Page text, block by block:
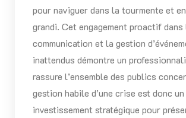
pour naviguer dans la tourmente et
grandi. Cet engagement proactif dans
communication et la gestion
inattendus démontre un
rassure l’ensemble des publics
gestion habile d’une crise est donc un
investissement stratégique pour